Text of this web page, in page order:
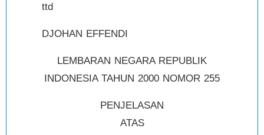
ttd
DJOHAN EFFENDI
LEMBARAN NEGARA REPUBLIK
INDONESIA TAHUN 2000 NOMOR 255
PENJELASAN
ATAS